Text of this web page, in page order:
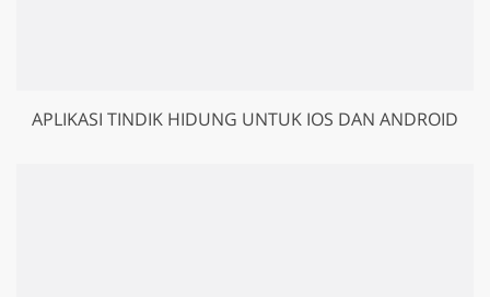
APLIKASI TINDIK HIDUNG UNTUK IOS DAN ANDROID